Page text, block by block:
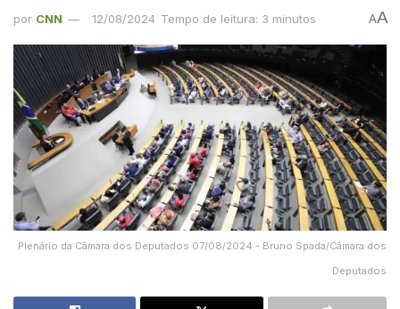
por CNN 12/08/2024 Tempo de leitura: 3 minutos AA
Plenário da Câmara dos Deputados 07/08/2024 - Bruno Spada/Câmara dos
Deputados